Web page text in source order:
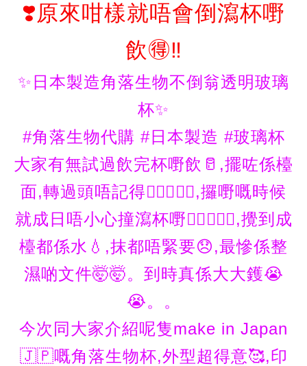
❣️原來咁樣就唔會倒瀉杯嘢
飲🉐‼️
✨日本製造角落生物不倒翁透明玻璃
杯✨
#角落生物代購 #日本製造 #玻璃杯
大家有無試過飲完杯嘢飲🥛,擺咗係檯
面,轉過頭唔記得🤷🏽‍♂️🤷‍♀️,攞嘢嘅時候
就成日唔小心撞瀉杯嘢🤦‍♀️🤦🏽‍♂️,攪到成
檯都係水💧,抹都唔緊要😞,最慘係整
濕啲文件🤯🤯。到時真係大大鑊😭
😭。。
今次同大家介紹呢隻make in Japan
🇯🇵嘅角落生物杯,外型超得意🥰,印